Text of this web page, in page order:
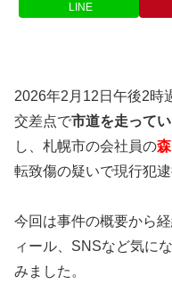
LINE
2026年2月12日午後2時
交差点で市道を走って
し、札幌市の会社員の
転致傷の疑いで現行犯逮
今回は事件の概要から
ィール、SNSなど気に
みました。